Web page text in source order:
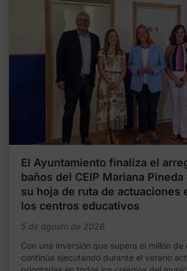
El Ayuntamiento finaliza el
baños del CEIP Mariana
su hoja de ruta de actuaciones
los centros educativos
5 de agosto de 2026
Con una inversión que supera el millón de
continúa ejecutando durante el verano